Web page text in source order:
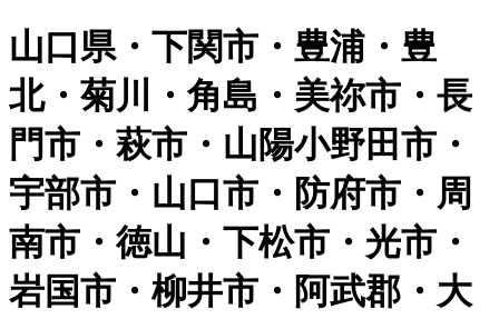
山口県・下関市・豊浦・豊
北・菊川・角島・美祢市・長
門市・萩市・山陽小野田市・
宇部市・山口市・防府市・周
南市・徳山・下松市・光市・
岩国市・柳井市・阿武郡・大